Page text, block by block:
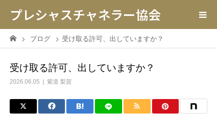
プレシャスチャネラー協会
ブログ 受け取る許可、出していますか？
受け取る許可、出していますか？
2026.06.05 紫道 梨賀